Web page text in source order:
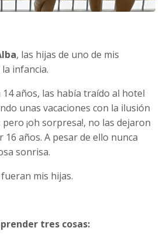
, las hijas de uno de mis
infancia.
años, las había traído al hotel
unas vacaciones con la ilusión
¡oh sorpresa!, no las dejaron
años. A pesar de ello nunca
sonrisa.
mis hijas.
tres cosas: